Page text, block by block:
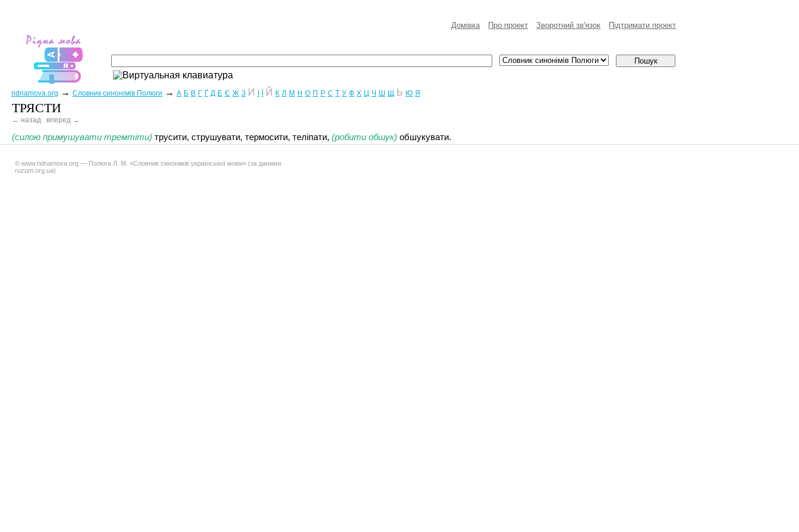
Домівка Про проект Зворотний зв'язок Пiдтримати проект
ridnamova.org → Словник синонімів Полюги → А Б В Г Ґ Д Е Є Ж З И Й К Л М Н О П Р С Т У Ф Х Ц Ч Ш Щ Ь Ю Я
ТРЯСТИ
← назад вперед →
(силою примушувати тремтіти) трусити, струшувати, термосити, теліпати, (робити обшук) обшукувати.
© www.ridnamova.org — Полюга Л. М. «Словник синонімів української мови» (за даними
rozum.org.ua)